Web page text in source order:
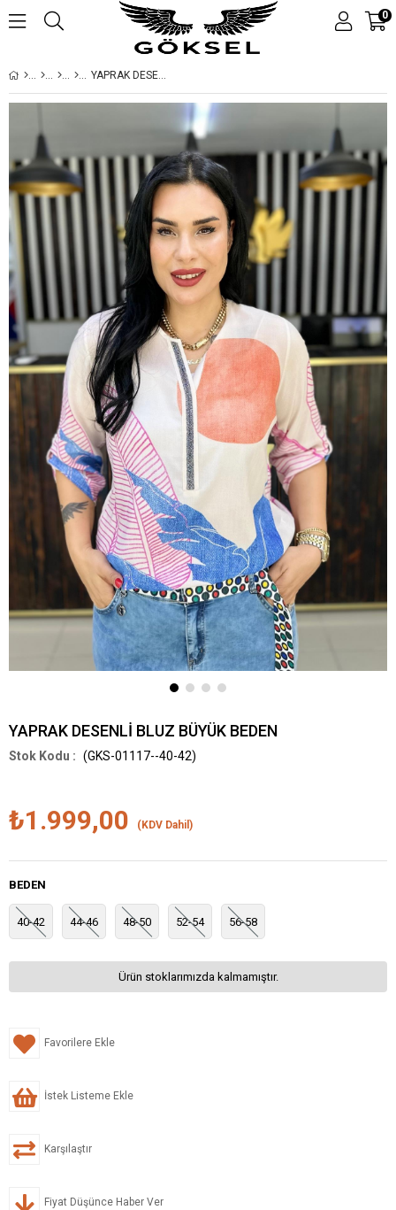
0
YAPRAK DESENLİ BLUZ BÜYÜK BEDEN
YAPRAK DESENLİ BLUZ BÜYÜK BEDEN
(GKS-01117--40-42)
₺1.999,00 (KDV Dahil)
BEDEN
40-42 44-46 48-50 52-54 56-58
Ürün stoklarımızda kalmamıştır.
Favorilere Ekle
İstek Listeme Ekle
Karşılaştır
Fiyat Düşünce Haber Ver